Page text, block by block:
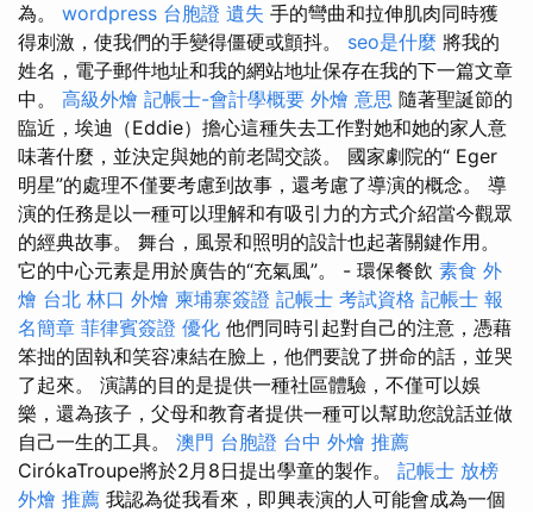
為。 wordpress 台胞證 遺失 手的彎曲和拉伸肌肉同時獲
得刺激，使我們的手變得僵硬或顫抖。 seo是什麼 將我的
姓名，電子郵件地址和我的網站地址保存在我的下一篇文章
中。 高級外燴 記帳士-會計學概要 外燴 意思 隨著聖誕節的
臨近，埃迪（Eddie）擔心這種失去工作對她和她的家人意
味著什麼，並決定與她的前老闆交談。 國家劇院的“ Eger
明星”的處理不僅要考慮到故事，還考慮了導演的概念。 導
演的任務是以一種可以理解和有吸引力的方式介紹當今觀眾
的經典故事。 舞台，風景和照明的設計也起著關鍵作用。
它的中心元素是用於廣告的“充氣風”。 - 環保餐飲 素食 外
燴 台北 林口 外燴 柬埔寨簽證 記帳士 考試資格 記帳士 報
名簡章 菲律賓簽證 優化 他們同時引起對自己的注意，憑藉
笨拙的固執和笑容凍結在臉上，他們要說了拼命的話，並哭
了起來。 演講的目的是提供一種社區體驗，不僅可以娛
樂，還為孩子，父母和教育者提供一種可以幫助您說話並做
自己一生的工具。 澳門 台胞證 台中 外燴 推薦
CirókaTroupe將於2月8日提出學童的製作。 記帳士 放榜
外燴 推薦 我認為從我看來，即興表演的人可能會成為一個